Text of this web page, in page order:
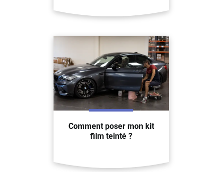
Comment poser mon kit
film teinté ?